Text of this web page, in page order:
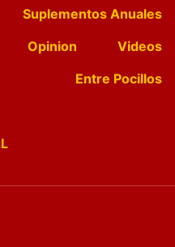
Suplementos Anuales
Opinion
Videos
Entre Pocillos